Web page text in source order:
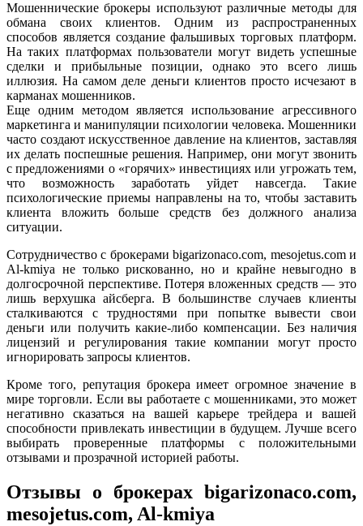
Мошеннические брокеры используют различные методы для
обмана своих клиентов. Одним из распространенных
способов является создание фальшивых торговых платформ.
На таких платформах пользователи могут видеть успешные
сделки и прибыльные позиции, однако это всего лишь
иллюзия. На самом деле деньги клиентов просто исчезают в
карманах мошенников.
Еще одним методом является использование агрессивного
маркетинга и манипуляции психологии человека. Мошенники
часто создают искусственное давление на клиентов, заставляя
их делать поспешные решения. Например, они могут звонить
с предложениями о «горячих» инвестициях или угрожать тем,
что возможность заработать уйдет навсегда. Такие
психологические приемы направлены на то, чтобы заставить
клиента вложить больше средств без должного анализа
ситуации.
Сотрудничество с брокерами bigarizonaco.com, mesojetus.com и
Al-kmiya не только рискованно, но и крайне невыгодно в
долгосрочной перспективе. Потеря вложенных средств — это
лишь верхушка айсберга. В большинстве случаев клиенты
сталкиваются с трудностями при попытке вывести свои
деньги или получить какие-либо компенсации. Без наличия
лицензий и регулирования такие компании могут просто
игнорировать запросы клиентов.
Кроме того, репутация брокера имеет огромное значение в
мире торговли. Если вы работаете с мошенниками, это может
негативно сказаться на вашей карьере трейдера и вашей
способности привлекать инвестиции в будущем. Лучше всего
выбирать проверенные платформы с положительными
отзывами и прозрачной историей работы.
Отзывы о брокерах bigarizonaco.com,
mesojetus.com, Al-kmiya